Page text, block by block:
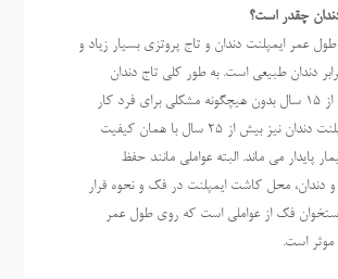
چقدر است؟
عمر ایمپلنت دندان و تاج پروتزی بسیار زیاد و
دندان طبیعی است. به طور کلی تاج دندان
سرامیکی بیش از ۱۵ سال بدون هیچگونه مشکلی برای فرد کار
می کند و ایمپلنت دندان نیز بیش از ۲۵ سال با همان کیفیت
پایدار می ماند. البته عواملی مانند حفظ
دندان، محل کاشت ایمپلنت در فک و نحوه قرار
فک از عواملی است که روی طول عمر
موثر است.